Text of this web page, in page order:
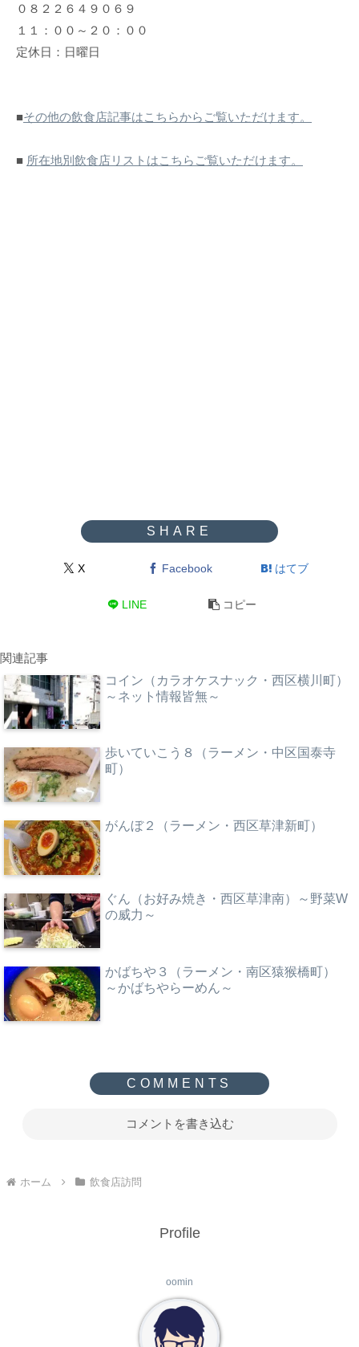
０８２２６４９０６９
１１：００～２０：００
定休日：日曜日
■その他の飲食店記事はこちらからご覧いただけます。
■ 所在地別飲食店リストはこちらご覧いただけます。
X Facebook はてブ
LINE コピー
関連記事
コイン（カラオケスナック・西区横川町）
～ネット情報皆無～
歩いていこう８（ラーメン・中区国泰寺
町）
がんぼ２（ラーメン・西区草津新町）
ぐん（お好み焼き・西区草津南）～野菜W
の威力～
かばちや３（ラーメン・南区猿猴橋町）
～かばちやらーめん～
コメントを書き込む
ホーム 飲食店訪問
Profile
oomin